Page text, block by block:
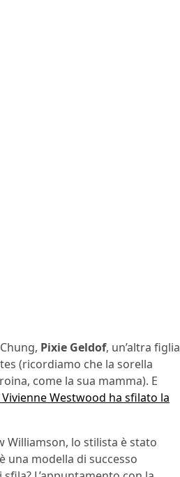
Pixie Geldof, un’altra figlia
(ricordiamo che la sorella
come la sua mamma). E
Vivienne Westwood ha sfilato la
Williamson, lo stilista è stato
una modella di successo